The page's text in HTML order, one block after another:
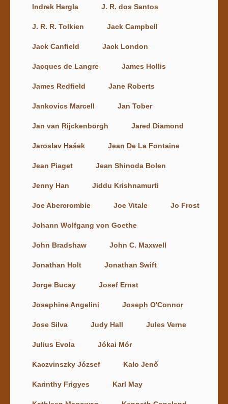
Indrek Hargla J. R. dos Santos
J. R. R. Tolkien Jack Campbell
Jack Canfield Jack London
Jacques de Langre James Hollis
James Redfield Jane Roberts
Jankovics Marcell Jan Tober
Jan van Rijckenborgh Jared Diamond
Jaroslav Hašek Jean De La Fontaine
Jean Piaget Jean Shinoda Bolen
Jenny Han Jiddu Krishnamurti
Joe Abercrombie Joe Vitale Jo Frost
Johann Wolfgang von Goethe
John Bradshaw John C. Maxwell
Jonathan Holt Jonathan Swift
Jorge Bucay Josef Ernst
Josephine Angelini Joseph O'Connor
Jose Silva Judy Hall Jules Verne
Julius Evola Jókai Mór
Kaczvinszky József Kalo Jenő
Karinthy Frigyes Karl May